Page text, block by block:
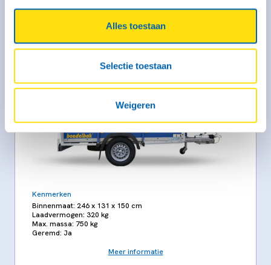
Alles toestaan
Selectie toestaan
Weigeren
Middel246 x 131 x 150 cm
Rijbewijs B (bij dit type heb je een witte kentekenplaat
Kenmerken
Binnenmaat: 246 x 131 x 150 cm
Laadvermogen: 320 kg
Max. massa: 750 kg
Geremd: Ja
Meer informatie